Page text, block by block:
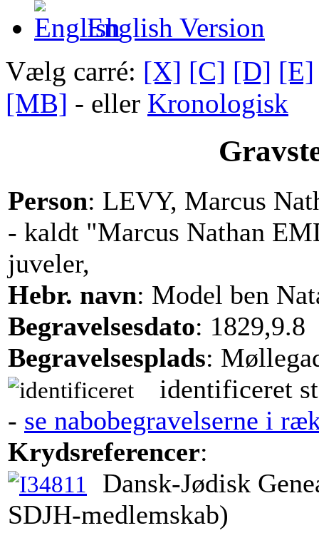
English Version
Vælg carré: [X] [C] [D] [E]
[MB] - eller Kronologisk
Person: LEVY, Marcus
- kaldt "Marcus Nathan
juveler,
Hebr. navn: Model ben
Begravelsesdato: 1829,9.8
Begravelsesplads:
identificeret
- se nabobegravelserne i
Krydsreferencer:
Dansk-Jødisk
SDJH-medlemskab)